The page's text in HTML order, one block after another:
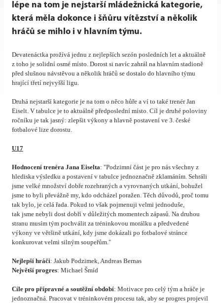
lépe na tom je nejstarší mládežnická kategorie,
která měla dokonce i šňůru vítězství a několik
hráčů se mihlo i v hlavním týmu.
Devatenáctka prožívá jednu z nejlepších sezón posledních let a aktuálně
z toho je solidní osmé místo. Dorost si navíc zahrál na hlavním stadioně
před slušnou návstěvou a několik hráčů se dostalo do hlavního týmu
hrající třetí nejvyšší ligu.
Druhá nejstarší kategorie je na tom o něco hůře a ví to také trenér Jan
Eiselt. V tabulce je to aktuálně předposlední místo. Cíl je druhé poloviny
ročníku je tak jasný: zlepšit výkony a hlavně postavení ve 3. české
fotbalové lize dorostu.
U17
Hodnocení trenéra Jana Eiselta: "Podzimní část je pro nás všechny z
hlediska výsledku a postavení v tabulce jednoznačně zklamáním. Sehráli
jsme velké množství dobře rozehraných a vyrovnaných utkání, bohužel
jsme to byli převážně my, kdo odcházel poražen. Těch důvodů, proč tomu
tak bylo, je celá řada. Pokud to však pojmenuji velmi jednoduše,
tak jsme nebyli dost dobří v důležitých momentech zápasů. Na druhou
stranu musím tým pochválit za tréninkovou morálku a předvedené
výkony ve většině utkání, kdy jsme dokázali po fotbalové stránce
konkurovat velmi silným soupeřům."
Nejlepší hráči: Jakub Podzimek, Andreas Bernas
Největší progres: Michael Šmíd
Cíle pro přípravné a soutěžní období: Motivace pro celý tým a hráče je
jednoznačná. Pracovat v tréninkovém procesu tak, aby se progres projevil